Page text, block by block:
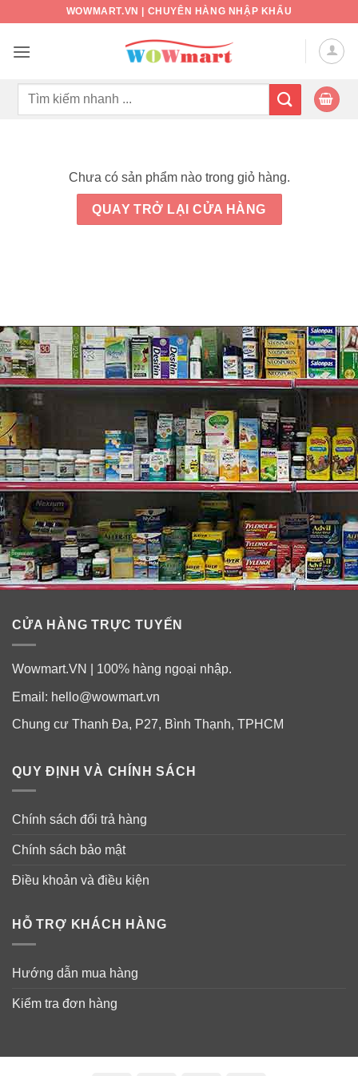
nội
WOWMART.VN | CHUYÊN HÀNG NHẬP KHẨU
Tìm
Chưa có sản phẩm nào trong giỏ hàng.
QUAY TRỞ LẠI CỬA HÀNG
CỬA HÀNG TRỰC TUYẾN
Wowmart.VN | 100% hàng ngoại nhập.
Email: hello@wowmart.vn
Chung cư Thanh Đa, P27, Bình Thạnh, TPHCM
QUY ĐỊNH VÀ CHÍNH SÁCH
Chính sách đổi trả hàng
Chính sách bảo mật
Điều khoản và điều kiện
HỖ TRỢ KHÁCH HÀNG
Hướng dẫn mua hàng
Kiểm tra đơn hàng